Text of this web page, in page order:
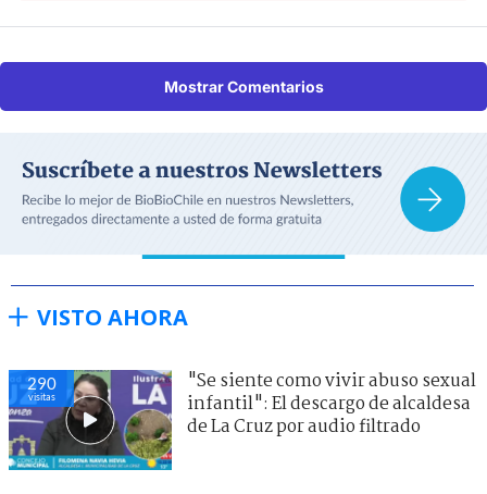
Mostrar Comentarios
VISTO AHORA
290
visitas
"Se siente como vivir abuso sexual
infantil": El descargo de alcaldesa
de La Cruz por audio filtrado